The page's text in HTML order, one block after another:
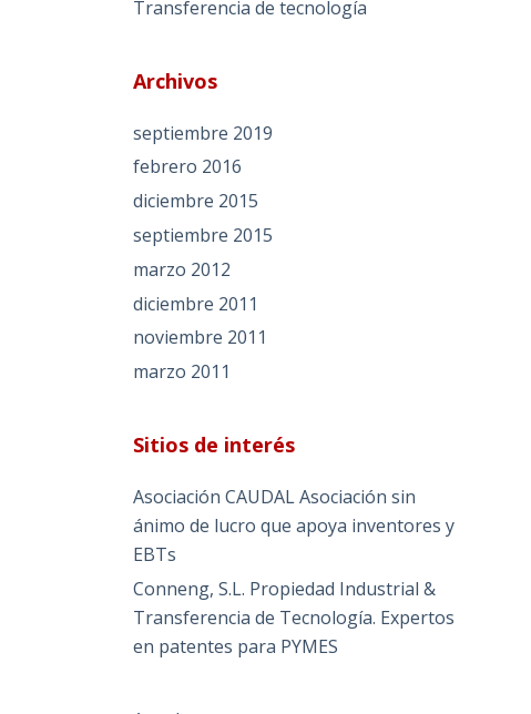
Transferencia de tecnología
Archivos
septiembre 2019
febrero 2016
diciembre 2015
septiembre 2015
marzo 2012
diciembre 2011
noviembre 2011
marzo 2011
Sitios de interés
Asociación CAUDALAsociación sin
ánimo de lucro que apoya inventores y
EBTs
Conneng, S.L. Propiedad Industrial &
Transferencia de Tecnología. Expertos
en patentes para PYMES